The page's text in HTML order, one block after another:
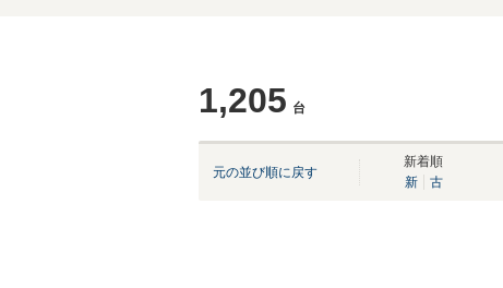
1,205 台
元の並び順に戻す
新着順
新
古